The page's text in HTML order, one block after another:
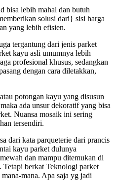
bisa lebih mahal dan butuh
solusi dari} sisi harga
yang lebih efisien.
tergantung dari jenis parket
kayu asli umumnya lebih
profesional khusus, sedangkan
dengan cara diletakkan,
potongan kayu yang disusun
ada unsur dekoratif yang bisa
Nuansa mosaik ini sering
tersendiri.
dari kata parqueterie dari prancis
kayu parket dulunya
dan mampu ditemukan di
Tetapi berkat Teknologi parket
mana. Apa saja yg jadi